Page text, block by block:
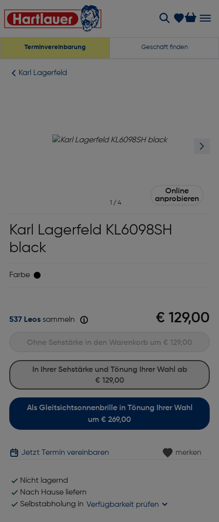
Terminvereinbarung Geschäft finden
Karl Lagerfeld
1 / 4
Online
anprobieren
Karl Lagerfeld KL6098SH
black
Farbe
€ 129,00
537 Leossammeln
Als Gleitsichtsonnenbrille in Tönung Ihrer Wahl
um € 269,00
In Ihrer Sehstärke und Tönung Ihrer Wahl ab
€ 129,00
Ohne Sehstärke in den Warenkorb um € 129,00
Jetzt Termin vereinbaren merken
Nicht lagernd
Nach Hause liefern
Selbstabholung in Verfügbarkeit prüfen